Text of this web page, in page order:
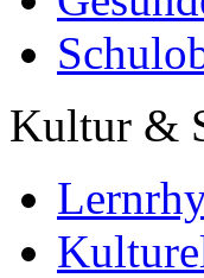
Kultur &